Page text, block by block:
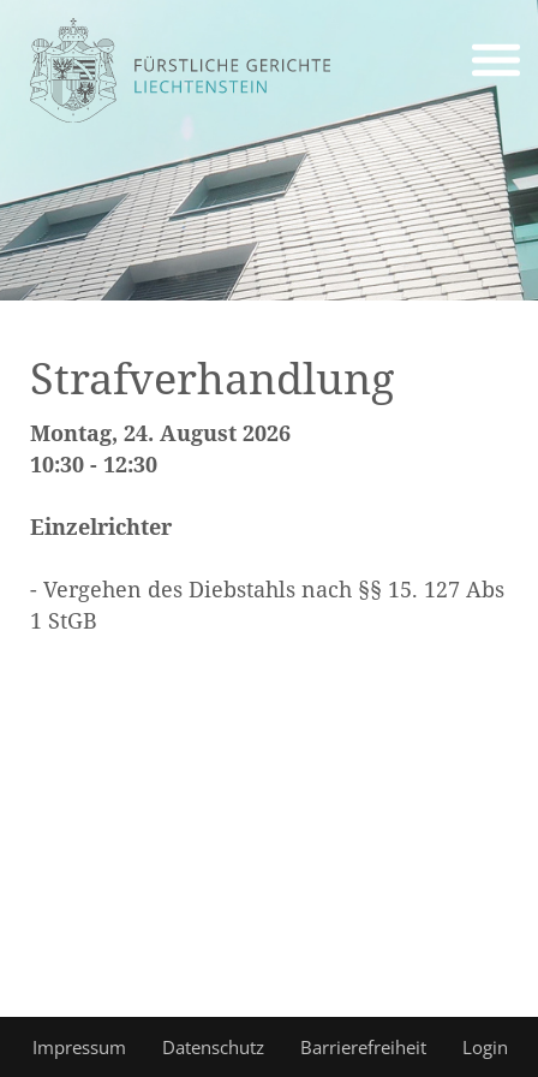
Strafverhandlung
Montag, 24. August 2026
10:30 - 12:30
Einzelrichter
- Vergehen des Diebstahls nach §§ 15. 127 Abs
1 StGB
Impressum Datenschutz Barrierefreiheit Login